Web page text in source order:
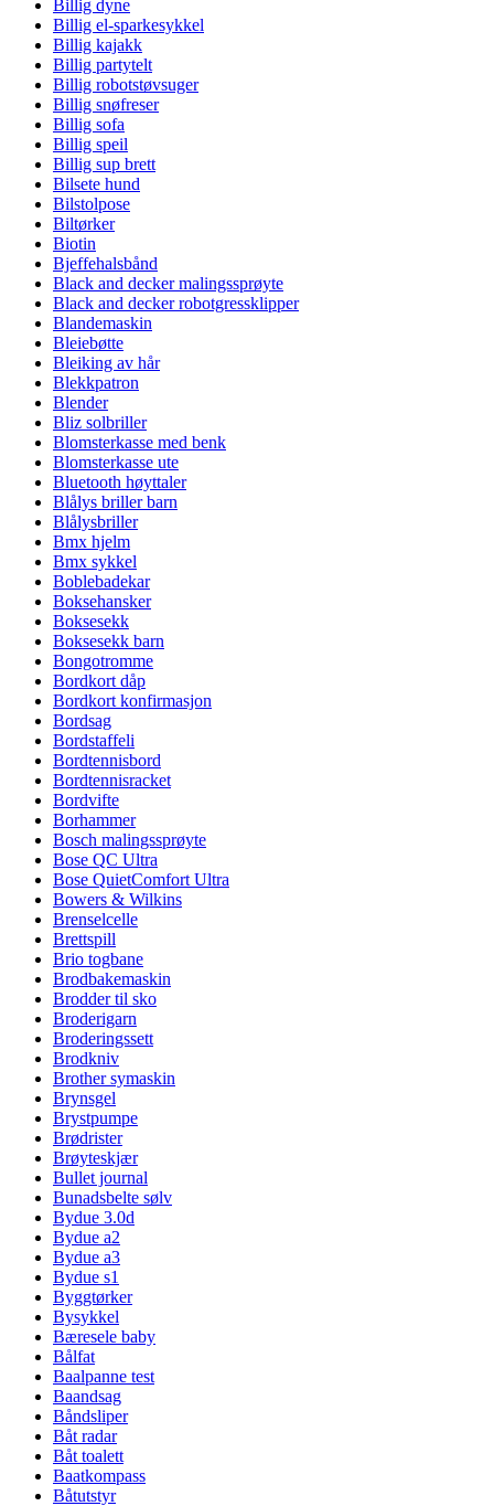
Billig dyne
Billig el-sparkesykkel
Billig kajakk
Billig partytelt
Billig robotstøvsuger
Billig snøfreser
Billig sofa
Billig speil
Billig sup brett
Bilsete hund
Bilstolpose
Biltørker
Biotin
Bjeffehalsbånd
Black and decker malingssprøyte
Black and decker robotgressklipper
Blandemaskin
Bleiebøtte
Bleiking av hår
Blekkpatron
Blender
Bliz solbriller
Blomsterkasse med benk
Blomsterkasse ute
Bluetooth høyttaler
Blålys briller barn
Blålysbriller
Bmx hjelm
Bmx sykkel
Boblebadekar
Boksehansker
Boksesekk
Boksesekk barn
Bongotromme
Bordkort dåp
Bordkort konfirmasjon
Bordsag
Bordstaffeli
Bordtennisbord
Bordtennisracket
Bordvifte
Borhammer
Bosch malingssprøyte
Bose QC Ultra
Bose QuietComfort Ultra
Bowers & Wilkins
Brenselcelle
Brettspill
Brio togbane
Brodbakemaskin
Brodder til sko
Broderigarn
Broderingssett
Brodkniv
Brother symaskin
Brynsgel
Brystpumpe
Brødrister
Brøyteskjær
Bullet journal
Bunadsbelte sølv
Bydue 3.0d
Bydue a2
Bydue a3
Bydue s1
Byggtørker
Bysykkel
Bæresele baby
Bålfat
Baalpanne test
Baandsag
Båndsliper
Båt radar
Båt toalett
Baatkompass
Båtutstyr